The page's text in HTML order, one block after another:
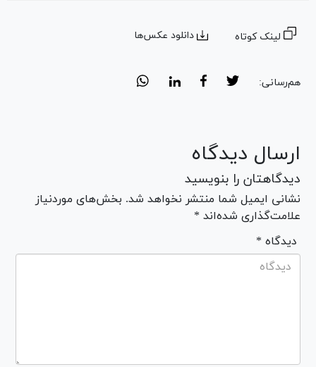
لینک کوتاه دانلود عکس‌ها
هم‌رسانی:
ارسال دیدگاه
دیدگاهتان را بنویسید
نشانی ایمیل شما منتشر نخواهد شد. بخش‌های موردنیاز
علامت‌گذاری شده‌اند *
* دیدگاه